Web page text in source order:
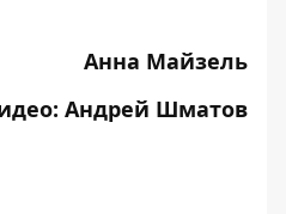
Анна Майзель
Андрей Шматов